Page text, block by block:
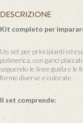
DESCRIZIONE
Kit completo per
Un set per principianti ed
polimerica, con ganci
seguendo le linee guida e
forme diverse e colorate.
Il set comprende: